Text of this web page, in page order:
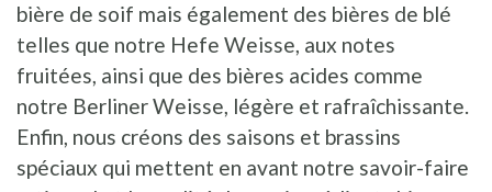
bière de soif mais également des bières de blé
telles que notre Hefe Weisse, aux notes
fruitées, ainsi que des bières acides comme
notre Berliner Weisse, légère et rafraîchissante.
Enfin, nous créons des saisons et brassins
spéciaux qui mettent en avant notre savoir-faire